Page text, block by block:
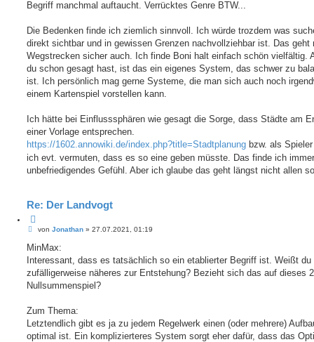
Begriff manchmal auftaucht. Verrücktes Genre BTW...
Die Bedenken finde ich ziemlich sinnvoll. Ich würde trozdem was
direkt sichtbar und in gewissen Grenzen nachvollziehbar ist. Das geht
Wegstrecken sicher auch. Ich finde Boni halt einfach schön vielfältig.
du schon gesagt hast, ist das ein eigenes System, das schwer zu
ist. Ich persönlich mag gerne Systeme, die man sich auch noch
einem Kartenspiel vorstellen kann.
Ich hätte bei Einflusssphären wie gesagt die Sorge, dass Städte am
einer Vorlage entsprechen.
https://1602.annowiki.de/index.php?title=Stadtplanung bzw. als
ich evt. vermuten, dass es so eine geben müsste. Das finde ich
unbefriedigendes Gefühl. Aber ich glaube das geht längst nicht allen
Re: Der Landvogt
i
i
e
r
e
n
B
i
r
a
von Jonathan» 27.07.2021, 01:19
MinMax:
Interessant, dass es tatsächlich so ein etablierter Begriff ist. Weißt du
zufälligerweise näheres zur Entstehung? Bezieht sich das auf dieses
Nullsummenspiel?
Zum Thema:
Letztendlich gibt es ja zu jedem Regelwerk einen (oder mehrere)
optimal ist. Ein komplizierteres System sorgt eher dafür, dass das